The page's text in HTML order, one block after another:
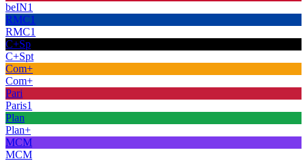
beIN1
RMC1
RMC1
C+Sp
C+Spt
Com+
Com+
Pari
Paris1
Plan
Plan+
MCM
MCM